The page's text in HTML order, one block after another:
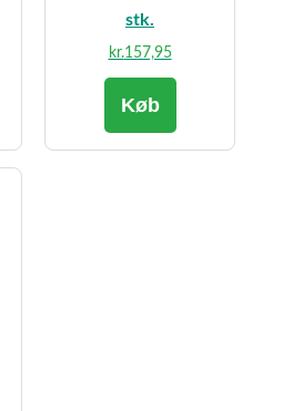
stk.
kr.157,95
Køb